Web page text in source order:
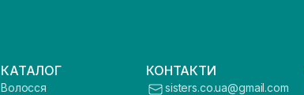
КАТАЛОГ
Волосся
КОНТАКТИ
sisters.co.ua@gmail.com